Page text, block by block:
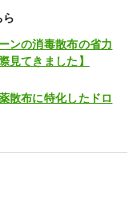
ら
ンの消毒散布の省力
見てきました】
散布に特化したドロ